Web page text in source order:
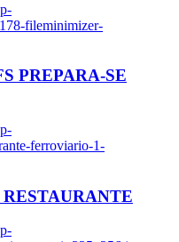
fileminimizer-
PREPARA-SE
ferroviario-1-